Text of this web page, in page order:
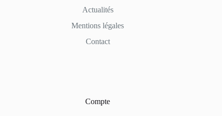
Actualités
Mentions légales
Contact
Compte